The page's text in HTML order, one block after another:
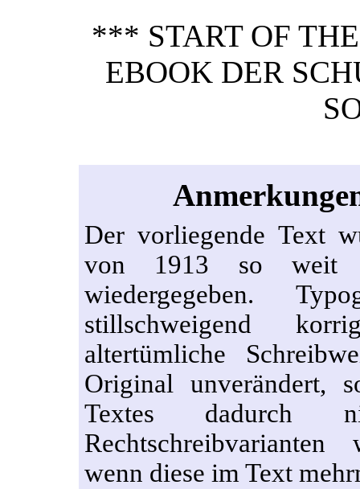
*** START OF
EBOOK DER
Der vorliegende Text
von 1913 so weit
wiedergegeben.
stillschweigend
altertümliche
Original unverändert,
Textes dadurch
wenn diese im Text